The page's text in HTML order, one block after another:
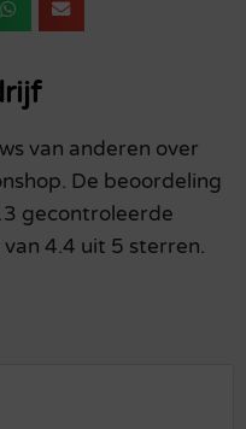
van anderen over
De beoordeling
gecontroleerde
4.4 uit 5 sterren.